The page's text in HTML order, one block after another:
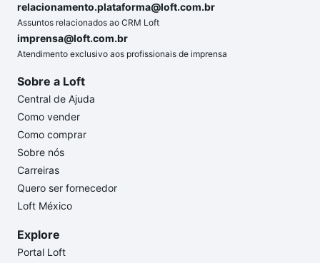
relacionamento.plataforma@loft.com.br
Assuntos relacionados ao CRM Loft
imprensa@loft.com.br
Atendimento exclusivo aos profissionais de imprensa
Sobre a Loft
Central de Ajuda
Como vender
Como comprar
Sobre nós
Carreiras
Quero ser fornecedor
Loft México
Explore
Portal Loft